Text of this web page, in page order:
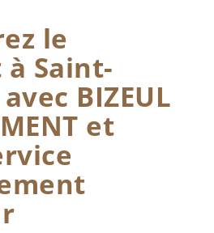
le
Saint-
BIZEUL
et